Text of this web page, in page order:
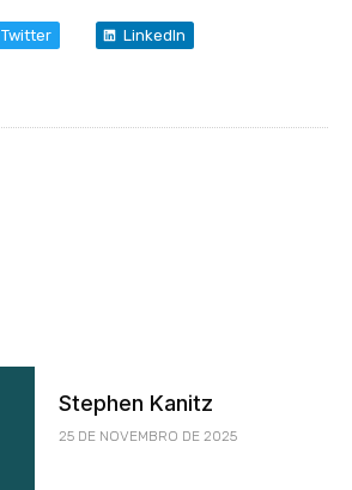
Twitter LinkedIn
Stephen Kanitz
25 DE NOVEMBRO DE 2025